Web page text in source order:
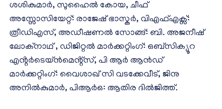
ശശികുമാർ, സുഹൈൽ കോയ, ചീഫ്
അസ്സോസിയേറ്റ്: രാജേഷ് ഭാസ്കർ, വിഎഫ്എക്സ്:
ത്രീഡിഎസ്, അഡീഷണൽ സോങ്ങ്: ബി. അജനീഷ്
ലോക്‌നാഥ് , ഡിജിറ്റൽ മാർക്കറ്റിംഗ്: ഒബ്സിക്യൂറ
എൻ്റർടെയ്ൻമെൻ്റ്സ്, പി ആർ ആൻഡ്
മാർക്കറ്റിംഗ്: വൈശാഖ് സി വടക്കേവീട്, ജിനു
അനിൽകുമാർ, പിആർഒ: ആതിര ദിൽജിത്ത്.